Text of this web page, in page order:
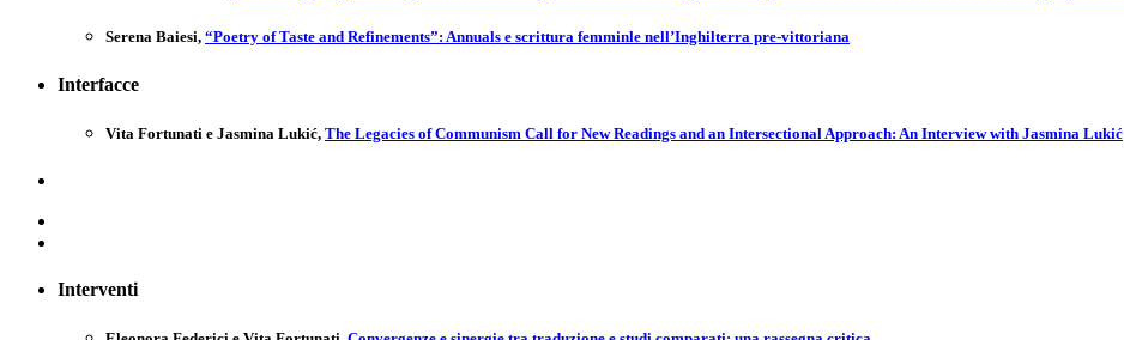
Serena Baiesi, “Poetry of Taste and Refinements”: Annuals e scrittura femminle nell’Inghilterra pre-vittoriana
Interfacce
Vita Fortunati e Jasmina Lukić, The Legacies of Communism Call for New Readings and an Intersectional Approach: An Interview with Jasmina Lukić
Interventi